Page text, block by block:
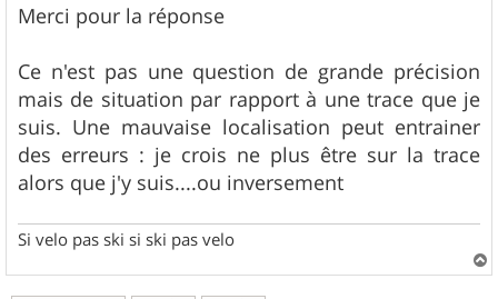
s
s
g
e
Merci pour la réponse
Ce n'est pas une question de grande précision
mais de situation par rapport à une trace que je
suis. Une mauvaise localisation peut entrainer
des erreurs : je crois ne plus être sur la trace
alors que j'y suis....ou inversement
Si velo pas ski si ski pas velo
a